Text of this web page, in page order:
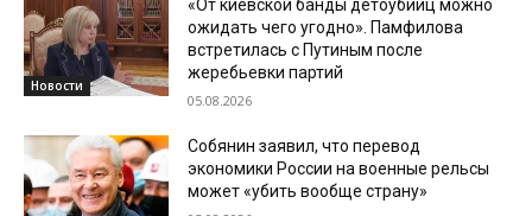
Новости
«От киевской банды детоубийц можно
ожидать чего угодно». Памфилова
встретилась с Путиным после
жеребьевки партий
05.08.2026
Собянин заявил, что перевод
экономики России на военные рельсы
может «убить вообще страну»